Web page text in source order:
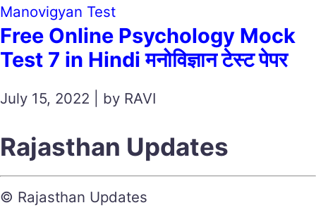
Manovigyan Test
Free Online Psychology Mock
Test 7 in Hindi मनोविज्ञान टेस्ट पेपर
July 15, 2022 | by RAVI
Rajasthan Updates
© Rajasthan Updates